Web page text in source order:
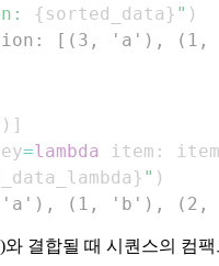
{ sorted_data } " )
[(3, 'a'),
) ]
=lambda item : item
} " )
'a'), (1, 'b'),
와 결합될 때 시퀀스의 컴